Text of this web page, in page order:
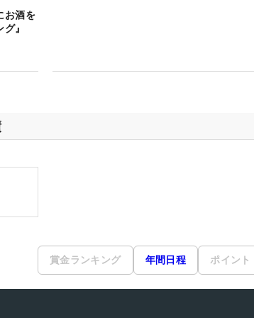
お酒を
』
賞金ランキング 年間日程 ポイント